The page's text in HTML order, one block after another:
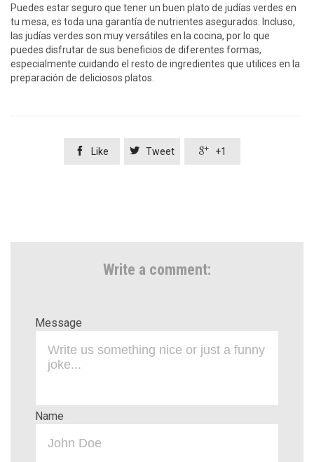
Puedes estar seguro que tener un buen plato de judías verdes en
tu mesa, es toda una garantía de nutrientes asegurados. Incluso,
las judías verdes son muy versátiles en la cocina, por lo que
puedes disfrutar de sus beneficios de diferentes formas,
especialmente cuidando el resto de ingredientes que utilices en la
preparación de deliciosos platos.
 Like  Tweet  +1
Write a comment:
Message
Name